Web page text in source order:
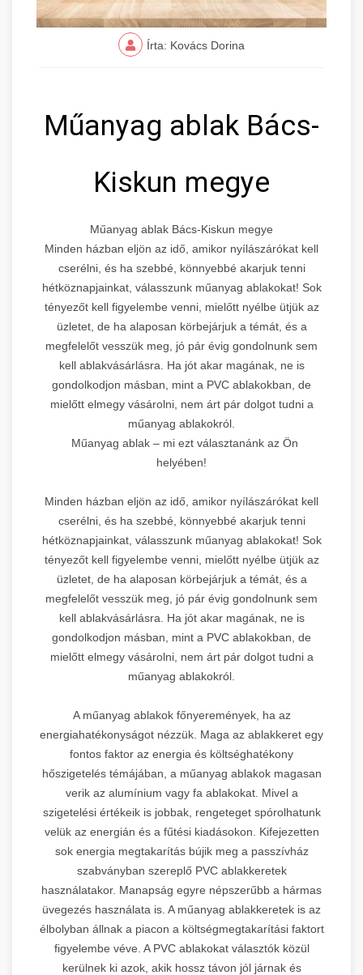
Írta: Kovács Dorina
Műanyag ablak Bács-
Kiskun megye
Műanyag ablak Bács-Kiskun megye
Minden házban eljön az idő, amikor nyílászárókat kell
cserélni, és ha szebbé, könnyebbé akarjuk tenni
hétköznapjainkat, válasszunk műanyag ablakokat! Sok
tényezőt kell figyelembe venni, mielőtt nyélbe ütjük az
üzletet, de ha alaposan körbejárjuk a témát, és a
megfelelőt vesszük meg, jó pár évig gondolnunk sem
kell ablakvásárlásra. Ha jót akar magának, ne is
gondolkodjon másban, mint a PVC ablakokban, de
mielőtt elmegy vásárolni, nem árt pár dolgot tudni a
műanyag ablakokról.
Műanyag ablak – mi ezt választanánk az Ön
helyében!
Minden házban eljön az idő, amikor nyílászárókat kell
cserélni, és ha szebbé, könnyebbé akarjuk tenni
hétköznapjainkat, válasszunk műanyag ablakokat! Sok
tényezőt kell figyelembe venni, mielőtt nyélbe ütjük az
üzletet, de ha alaposan körbejárjuk a témát, és a
megfelelőt vesszük meg, jó pár évig gondolnunk sem
kell ablakvásárlásra. Ha jót akar magának, ne is
gondolkodjon másban, mint a PVC ablakokban, de
mielőtt elmegy vásárolni, nem árt pár dolgot tudni a
műanyag ablakokról.
A műanyag ablakok főnyeremények, ha az
energiahatékonyságot nézzük. Maga az ablakkeret egy
fontos faktor az energia és költséghatékony
hőszigetelés témájában, a műanyag ablakok magasan
verik az alumínium vagy fa ablakokat. Mivel a
szigetelési értékeik is jobbak, rengeteget spórolhatunk
velük az energián és a fűtési kiadásokon. Kifejezetten
sok energia megtakarítás bújik meg a passzívház
szabványban szereplő PVC ablakkeretek
használatakor. Manapság egyre népszerűbb a hármas
üvegezés használata is. A műanyag ablakkeretek is az
élbolyban állnak a piacon a költségmegtakarítási faktort
figyelembe véve. A PVC ablakokat választók közül
kerülnek ki azok, akik hossz távon jól járnak és